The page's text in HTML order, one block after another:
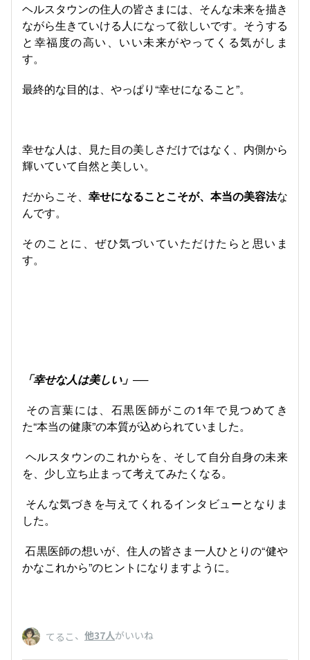
ヘルスタウンの住人の皆さまには、そんな未来を描き
ながら生きていける人になって欲しいです。そうする
と幸福度の高い、いい未来がやってくる気がしま
す。
最終的な目的は、やっぱり“幸せになること”。
幸せな人は、見た目の美しさだけではなく、内側から
輝いていて自然と美しい。
だからこそ、 幸せになることこそが、本当の美容法な
んです。
そのことに、ぜひ気づいていただけたらと思いま
す。
「幸せな人は美しい」──
その言葉には、石黒医師がこの1年で見つめてき
た“本当の健康”の本質が込められていました。
ヘルスタウンのこれからを、そして自分自身の未来
を、少し立ち止まって考えてみたくなる。
そんな気づきを与えてくれるインタビューとなりま
した。
石黒医師の想いが、住人の皆さま一人ひとりの“健や
かなこれから”のヒントになりますように。
てるこ 、 他37人がいいね